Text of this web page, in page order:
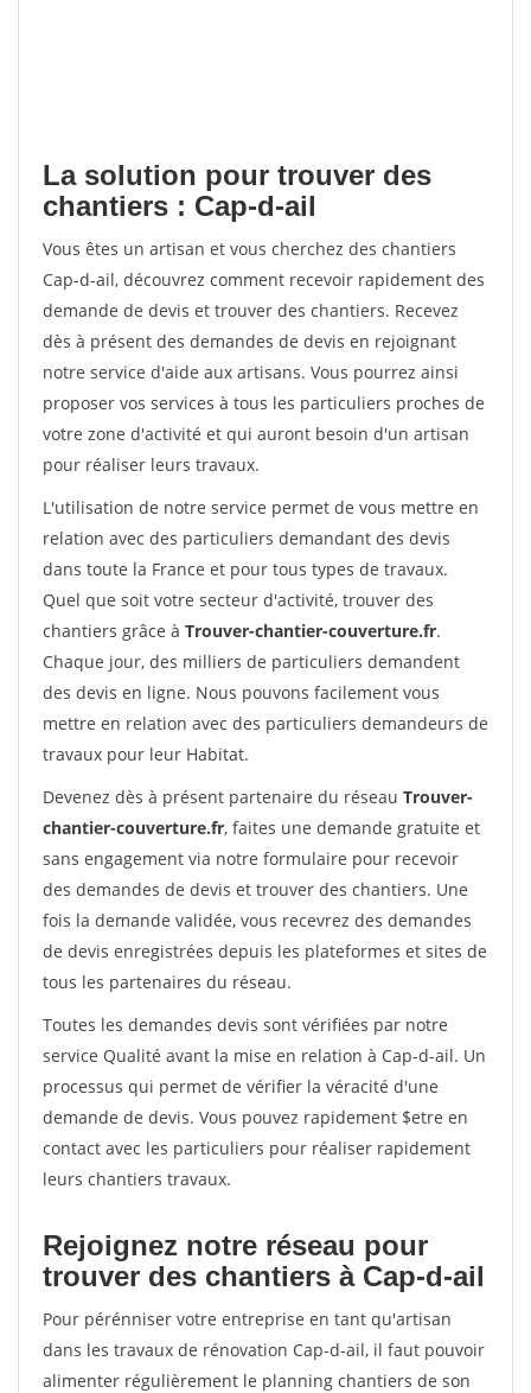
La solution pour trouver des
chantiers : Cap-d-ail
Vous êtes un artisan et vous cherchez des chantiers
Cap-d-ail, découvrez comment recevoir rapidement des
demande de devis et trouver des chantiers. Recevez
dès à présent des demandes de devis en rejoignant
notre service d'aide aux artisans. Vous pourrez ainsi
proposer vos services à tous les particuliers proches de
votre zone d'activité et qui auront besoin d'un artisan
pour réaliser leurs travaux.
L'utilisation de notre service permet de vous mettre en
relation avec des particuliers demandant des devis
dans toute la France et pour tous types de travaux.
Quel que soit votre secteur d'activité, trouver des
chantiers grâce à Trouver-chantier-couverture.fr.
Chaque jour, des milliers de particuliers demandent
des devis en ligne. Nous pouvons facilement vous
mettre en relation avec des particuliers demandeurs de
travaux pour leur Habitat.
Devenez dès à présent partenaire du réseau Trouver-
chantier-couverture.fr, faites une demande gratuite et
sans engagement via notre formulaire pour recevoir
des demandes de devis et trouver des chantiers. Une
fois la demande validée, vous recevrez des demandes
de devis enregistrées depuis les plateformes et sites de
tous les partenaires du réseau.
Toutes les demandes devis sont vérifiées par notre
service Qualité avant la mise en relation à Cap-d-ail. Un
processus qui permet de vérifier la véracité d'une
demande de devis. Vous pouvez rapidement $etre en
contact avec les particuliers pour réaliser rapidement
leurs chantiers travaux.
Rejoignez notre réseau pour
trouver des chantiers à Cap-d-ail
Pour pérénniser votre entreprise en tant qu'artisan
dans les travaux de rénovation Cap-d-ail, il faut pouvoir
alimenter régulièrement le planning chantiers de son